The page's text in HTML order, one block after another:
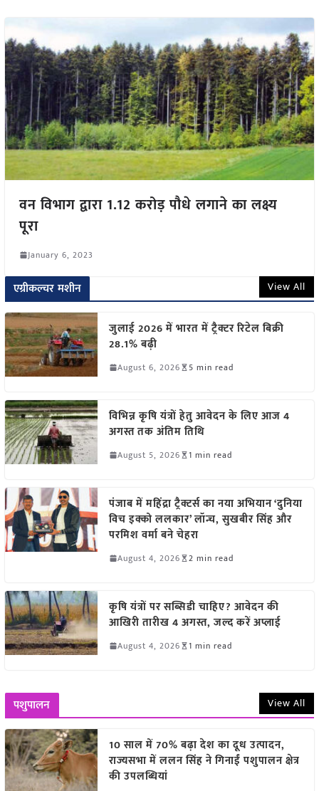
वन विभाग द्वारा 1.12 करोड़ पौधे लगाने का लक्ष्य
पूरा
January 6, 2023
एग्रीकल्चर मशीन View All
जुलाई 2026 में भारत में ट्रैक्टर रिटेल बिक्री
28.1% बढ़ी
August 6, 2026 5 min read
विभिन्न कृषि यंत्रों हेतु आवेदन के लिए आज 4
अगस्त तक अंतिम तिथि
August 5, 2026 1 min read
पंजाब में महिंद्रा ट्रैक्टर्स का नया अभियान ‘दुनिया
विच इक्को ललकार’ लॉन्च, सुखबीर सिंह और
परमिश वर्मा बने चेहरा
August 4, 2026 2 min read
कृषि यंत्रों पर सब्सिडी चाहिए? आवेदन की
आखिरी तारीख 4 अगस्त, जल्द करें अप्लाई
August 4, 2026 1 min read
पशुपालन View All
10 साल में 70% बढ़ा देश का दूध उत्पादन,
राज्यसभा में ललन सिंह ने गिनाईं पशुपालन क्षेत्र
की उपलब्धियां